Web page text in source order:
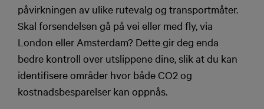
påvirkningen av ulike rutevalg og transportmåter.
Skal forsendelsen gå på vei eller med fly, via
London eller Amsterdam? Dette gir deg enda
bedre kontroll over utslippene dine, slik at du kan
identifisere områder hvor både CO2 og
kostnadsbesparelser kan oppnås.